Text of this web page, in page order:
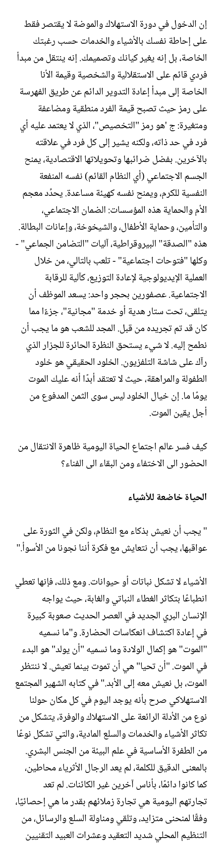
إن الدخول في دورة الاستهلاك والموضة لا يقتصر فقط
على إحاطة نفسك بالأشياء والخدمات حسب رغبتك
الخاصة، بل إنه يغير كيانك وتصميمك. إنه ينتقل من مبدأ
فردي قائم على الاستقلالية والشخصية وقيمة الأنا
الخاصة إلى مبدأ إعادة التدوير الدائم عن طريق الفهرسة
على رمز حيث تصبح قيمة الفرد منطقية ومضاعفة
ومتغيرة: ج 'هو رمز "التخصيص"، الذي لا يعتمد عليه أي
فرد في حد ذاته، ولكنه يشير إلى كل فرد في علاقته
بالآخرين. بفضل ضرائبها وتحويلاتها الاقتصادية، يمنح
الجسم الاجتماعي (أي النظام القائم) نفسه المنفعة
النفسية للكرم، ويمنح نفسه كهيئة مساعدة. يحدِّد معجم
الأم والحماية هذه المؤسسات: الضمان الاجتماعي،
والتأمين، وحماية الأطفال، والشيخوخة، وإعانات البطالة.
هذه "الصدقة" البيروقراطية، آليات "التضامن الجماعي" -
وكلها "فتوحات اجتماعية" - تلعب بالتالي، من خلال
العملية الإيديولوجية لإعادة التوزيع، كآلية للرقابة
الاجتماعية. عصفورين بحجر واحد: يسعد الموظف أن
يتلقى، تحت ستار هدية أو خدمة "مجانية"، جزءًا مما
كان قد تم تجريده من قبل. المجد للشعب هو ما يجب أن
نطمح إليه. لا شيء يستحق النظرة الحائرة للجزار الذي
رآك على شاشة التلفزيون. الخلود الحقيقي هو خلود
الطفولة والمراهقة، حيث لا تعتقد أبدًا أنه عليك الموت
يومًا ما. إن خيال الخلود ليس سوى الثمن المدفوع من
أجل يقين الموت.
كيف فسر عالم اجتماع الحياة اليومية ظاهرة الانتقال من
الحضور الى الاختفاء ومن البقاء الى الفناء؟
الحياة خاضعة للأشياء
" يجب أن نعيش بذكاء مع النظام، ولكن في الثورة على
عواقبها، يجب أن نتعايش مع فكرة أننا نجونا من الأسوأ."
الأشياء لا تشكل نباتات أو حيوانات. ومع ذلك، فإنها تعطي
انطباعًا بتكاثر الغطاء النباتي والغابة، حيث يواجه
الإنسان البري الجديد في العصر الحديث صعوبة كبيرة
في إعادة اكتشاف انعكاسات الحضارة. و"ما نسميه
"الموت" هو إكمال الولادة وما نسميه "أن يولد" هو البدء
في الموت. "أن تحيا" هي أن تموت بينما تعيش. لا ننتظر
الموت، بل نعيش معه إلى الأبد." في كتابه الشهير المجتمع
الاستهلاكي صرح بأنه يوجد اليوم في كل مكان حولنا
نوع من الأدلة الرائعة على الاستهلاك والوفرة، يتشكل من
تكاثر الأشياء والخدمات والسلع المادية، والتي تشكل نوعًا
من الطفرة الأساسية في علم البيئة من الجنس البشري.
بالمعنى الدقيق للكلمة، لم يعد الرجال الأثرياء محاطين،
كما كانوا دائمًا، بأناس آخرين غير الكائنات. لم تعد
تجارتهم اليومية هي تجارة زملائهم بقدر ما هي إحصائيًا،
وفقًا لمنحنى متزايد، وتلقي ومناولة السلع والرسائل، من
التنظيم المحلي شديد التعقيد وعشرات العبيد التقنيين